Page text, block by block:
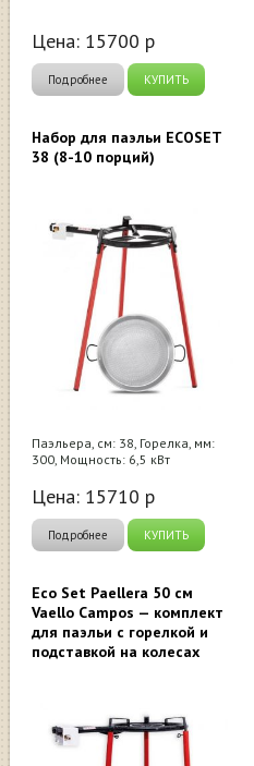
Цена: 15700 р
Подробнее КУПИТЬ
Набор для паэльи ECOSET
38 (8-10 порций)
Паэльера, см: 38, Горелка, мм:
300, Мощность: 6,5 кВт
Цена: 15710 р
Подробнее КУПИТЬ
Eco Set Paellera 50 см
Vaello Campos — комплект
для паэльи с горелкой и
подставкой на колесах